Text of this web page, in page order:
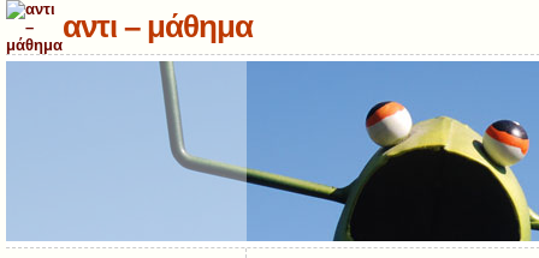
αντι – μάθημα